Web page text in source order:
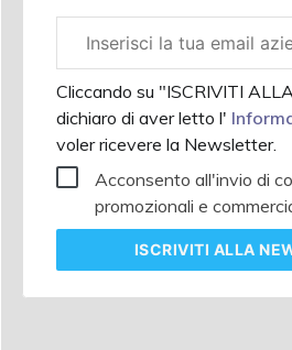
aziendale
Cliccando su "ISCRIVITI
dichiaro di aver letto l'
voler ricevere la Newsletter.
Acconsento all'invio di
promozionali e
ISCRIVITI ALLA